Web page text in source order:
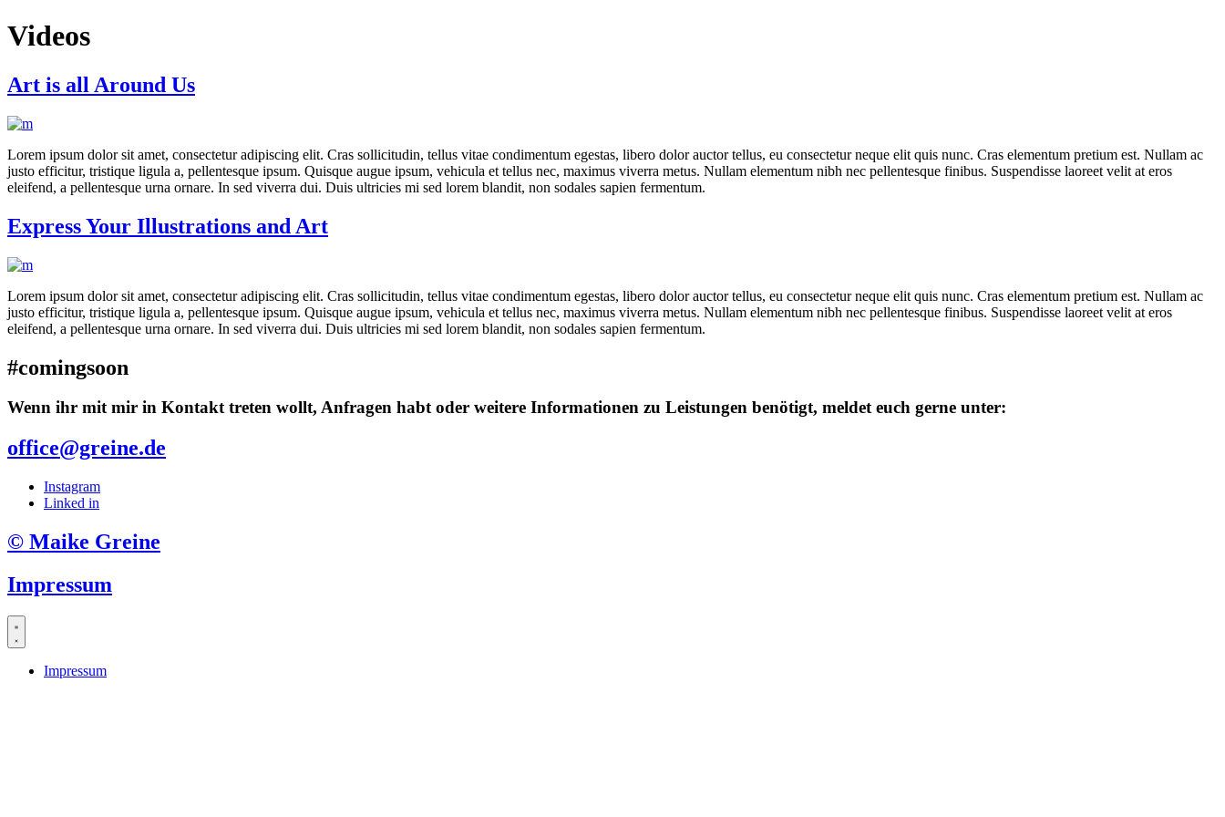
Videos
Art is all Around Us
Lorem ipsum dolor sit amet, consectetur adipiscing elit. Cras sollicitudin, tellus vitae condimentum egestas, libero dolor auctor tellus, eu consectetur neque elit quis nunc. Cras elementum pretium est. Nullam ac
justo efficitur, tristique ligula a, pellentesque ipsum. Quisque augue ipsum, vehicula et tellus nec, maximus viverra metus. Nullam elementum nibh nec pellentesque finibus. Suspendisse laoreet velit at eros
eleifend, a pellentesque urna ornare. In sed viverra dui. Duis ultricies mi sed lorem blandit, non sodales sapien fermentum.
Express Your Illustrations and Art
Lorem ipsum dolor sit amet, consectetur adipiscing elit. Cras sollicitudin, tellus vitae condimentum egestas, libero dolor auctor tellus, eu consectetur neque elit quis nunc. Cras elementum pretium est. Nullam ac
justo efficitur, tristique ligula a, pellentesque ipsum. Quisque augue ipsum, vehicula et tellus nec, maximus viverra metus. Nullam elementum nibh nec pellentesque finibus. Suspendisse laoreet velit at eros
eleifend, a pellentesque urna ornare. In sed viverra dui. Duis ultricies mi sed lorem blandit, non sodales sapien fermentum.
#comingsoon
Wenn ihr mit mir in Kontakt treten wollt, Anfragen habt oder weitere Informationen zu Leistungen benötigt, meldet euch gerne unter:
office@greine.de
Instagram
Linked in
© Maike Greine
Impressum
Impressum